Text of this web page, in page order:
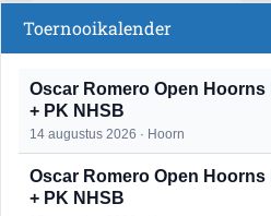
Toernooikalender
Oscar Romero Open
+ PK NHSB
14 augustus 2026 · Hoorn
Oscar Romero Open
+ PK NHSB